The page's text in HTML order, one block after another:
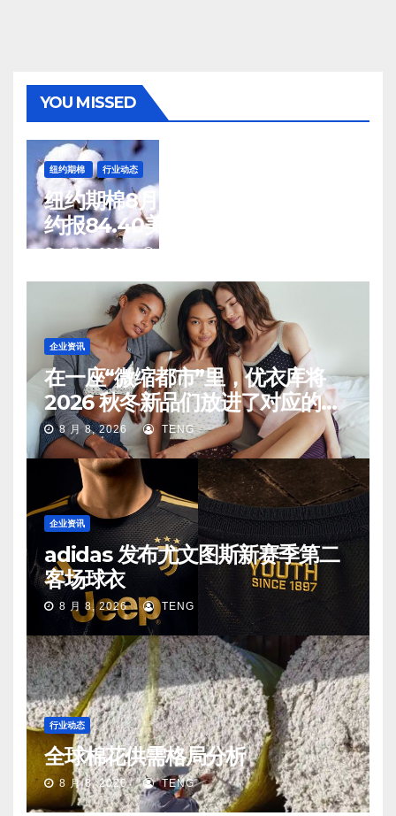
YOU MISSED
纽约期棉 行业动态
纽约期棉8月7日(周五)收涨12月合
约报84.40美分/磅
8 月 8, 2026 TENG
企业资讯
在一座“微缩都市”里，优衣库将
2026 秋冬新品们放进了对应的生
活场景中
8 月 8, 2026 TENG
企业资讯
adidas 发布尤文图斯新赛季第二
客场球衣
8 月 8, 2026 TENG
行业动态
全球棉花供需格局分析
8 月 8, 2026 TENG